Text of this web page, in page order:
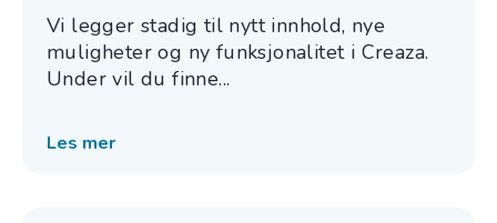
Vi legger stadig til nytt innhold, nye
muligheter og ny funksjonalitet i Creaza.
Under vil du finne...
Les mer